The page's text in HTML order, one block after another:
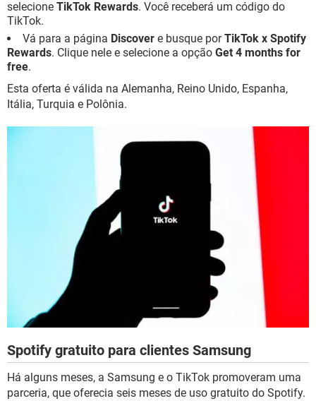
selecione TikTok Rewards. Você receberá um código do
TikTok.
Vá para a página Discover e busque porTikTok x Spotify
Rewards. Clique nele e selecione a opção Get 4 months for
free.
Esta oferta é válida na Alemanha, Reino Unido, Espanha,
Itália, Turquia e Polônia.
Spotify gratuito para clientes Samsung
Há alguns meses, a Samsung e o TikTok promoveram uma
parceria, que oferecia seis meses de uso gratuito do Spotify.